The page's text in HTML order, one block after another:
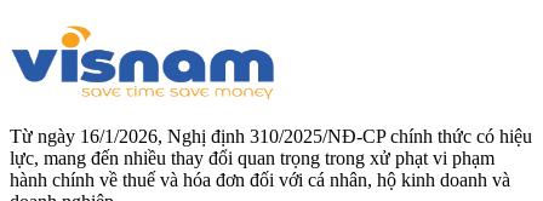
Từ ngày 16/1/2026, Nghị định 310/2025/NĐ-CP chính thức có hiệu
lực, mang đến nhiều thay đổi quan trọng trong xử phạt vi phạm
hành chính về thuế và hóa đơn đối với cá nhân, hộ kinh doanh và